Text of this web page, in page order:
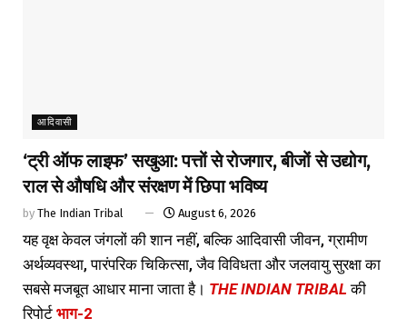
आदिवासी
‘ट्री ऑफ लाइफ’ सखुआ: पत्तों से रोजगार, बीजों से उद्योग,
राल से औषधि और संरक्षण में छिपा भविष्य
by The Indian Tribal August 6, 2026
यह वृक्ष केवल जंगलों की शान नहीं, बल्कि आदिवासी जीवन, ग्रामीण
अर्थव्यवस्था, पारंपरिक चिकित्सा, जैव विविधता और जलवायु सुरक्षा का
सबसे मजबूत आधार माना जाता है। THE INDIAN TRIBAL की
रिपोर्ट भाग-2